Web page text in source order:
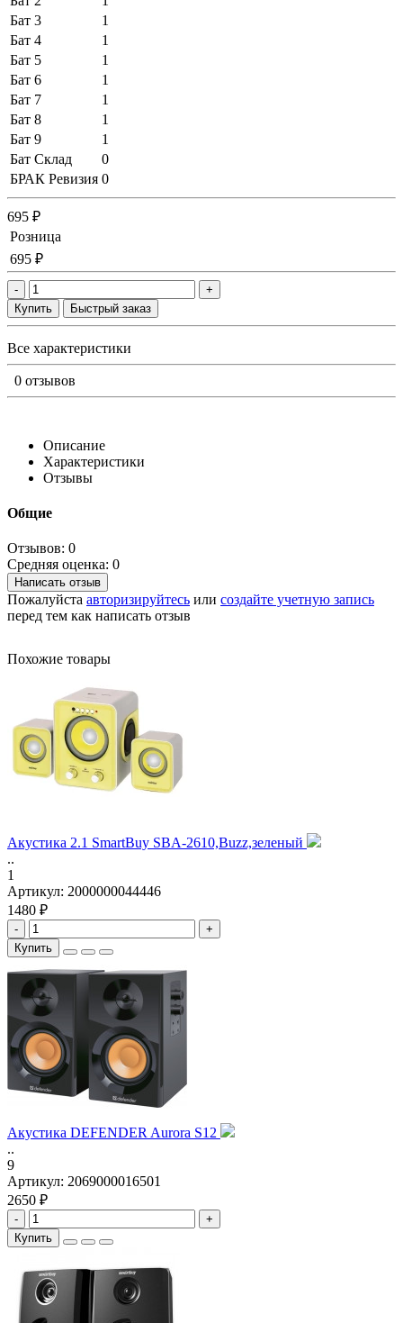
Бат 3
1
Бат 4
1
Бат 5
1
Бат 6
1
Бат 7
1
Бат 8
1
Бат 9
1
Бат Склад
0
БРАК Ревизия 0
695 ₽
Розница
695 ₽
-
+
Купить
Быстрый заказ
Все характеристики
0 отзывов
Описание
Характеристики
Отзывы
Общие
Отзывов: 0
Средняя оценка: 0
Написать отзыв
Пожалуйста авторизируйтесь или создайте учетную запись
перед тем как написать отзыв
Похожие товары
Акустика 2.1 SmartBuy SBA-2610,Buzz,зеленый
..
1
Артикул: 2000000044446
1480 ₽
-
+
Купить
Акустика DEFENDER Aurora S12
..
9
Артикул: 2069000016501
2650 ₽
-
+
Купить